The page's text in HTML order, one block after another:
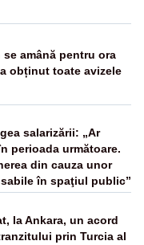
amână pentru ora
obținut toate avizele
salarizării: „Ar
perioada următoare.
din cauza unor
în spaţiul public”
la Ankara, un acord
prin Turcia al